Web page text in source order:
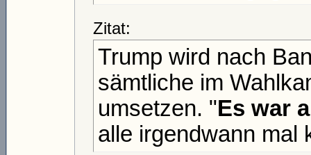
Zitat:
Trump wird nach
sämtliche im
umsetzen. "Es war
alle irgendwann mal